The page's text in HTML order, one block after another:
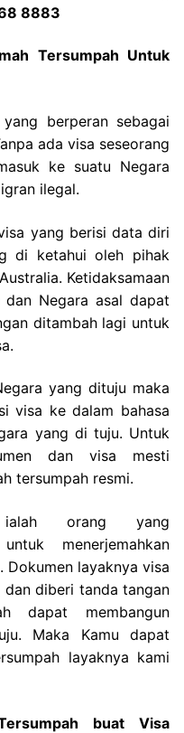
8883
Tersumpah Untuk
berperan sebagai
ada visa seseorang
ke suatu Negara
ilegal.
yang berisi data diri
di ketahui oleh pihak
Ketidaksamaan
dan Negara asal dapat
ditambah lagi untuk
yang dituju maka
visa ke dalam bahasa
yang di tuju. Untuk
dan visa mesti
tersumpah resmi.
ialah orang yang
menerjemahkan
Dokumen layaknya visa
diberi tanda tangan
dapat membangun
Maka Kamu dapat
layaknya kami
buat Visa